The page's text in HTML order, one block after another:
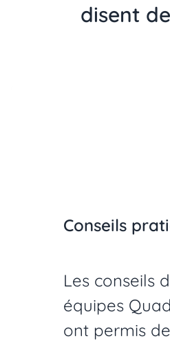
disent
Conseils
Les conseils
équipes
ont permis de